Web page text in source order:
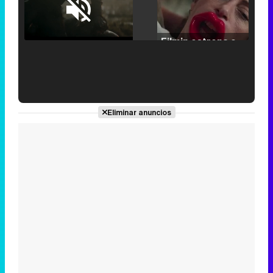
Unmute /
'120 Minutos' celebra sus 2.000 programas en Telemadrid con un vídeo del día a día en la redacción
Eliminar anuncios